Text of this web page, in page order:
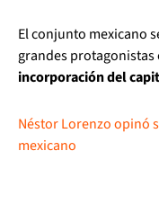
El conjunto mexicano
grandes protagonistas
incorporación del
Néstor Lorenzo opinó
mexicano